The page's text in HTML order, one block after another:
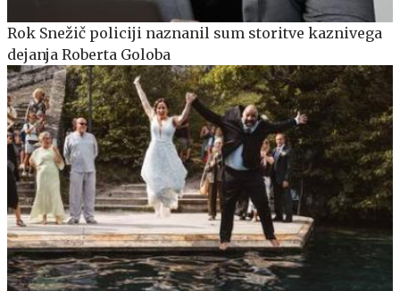
Rok Snežič policiji naznanil sum storitve kaznivega
dejanja Roberta Goloba